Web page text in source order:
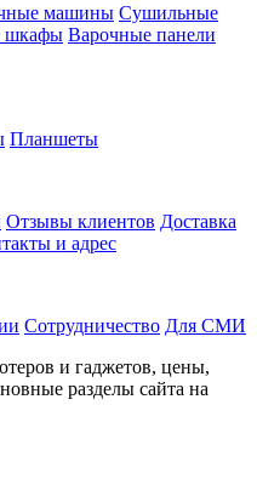
машины Сушильные
шкафы Варочные панели
Планшеты
Отзывы клиентов Доставка
и адрес
Сотрудничество Для СМИ
и гаджетов, цены,
разделы сайта на